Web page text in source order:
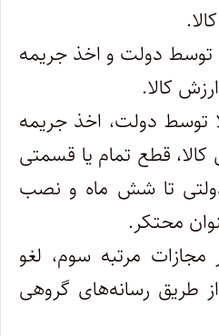
توسط دولت و اخذ جریمه
کالا.
توسط دولت، اخذ جریمه
کالا، قطع تمام یا قسمتی
تا شش ماه و نصب‌
محتکر.
مجازات مرتبه سوم، لغو
طریق رسانه‌‌های گروهی